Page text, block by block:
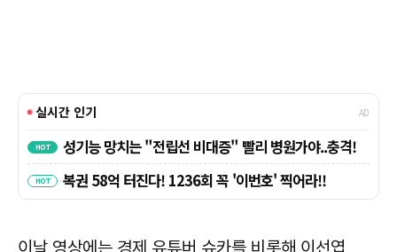
이날 영상에는 경제 유튜버 슈카를 비롯해 이선엽